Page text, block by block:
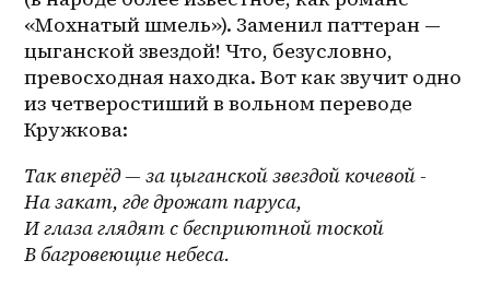
«Мохнатый шмель»). Заменил паттеран —
цыганской звездой! Что, безусловно,
превосходная находка. Вот как звучит одно
из четверостиший в вольном переводе
Кружкова:
Так вперёд — за цыганской звездой кочевой -
На закат, где дрожат паруса,
И глаза глядят с бесприютной тоской
В багровеющие небеса.